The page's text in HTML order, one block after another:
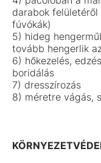
darabok felületéről
fúvókák)
5) hideg
tovább hengerlik
6) hőkezelés,
boridálás
7) dresszírozás
8) méretre vágás,